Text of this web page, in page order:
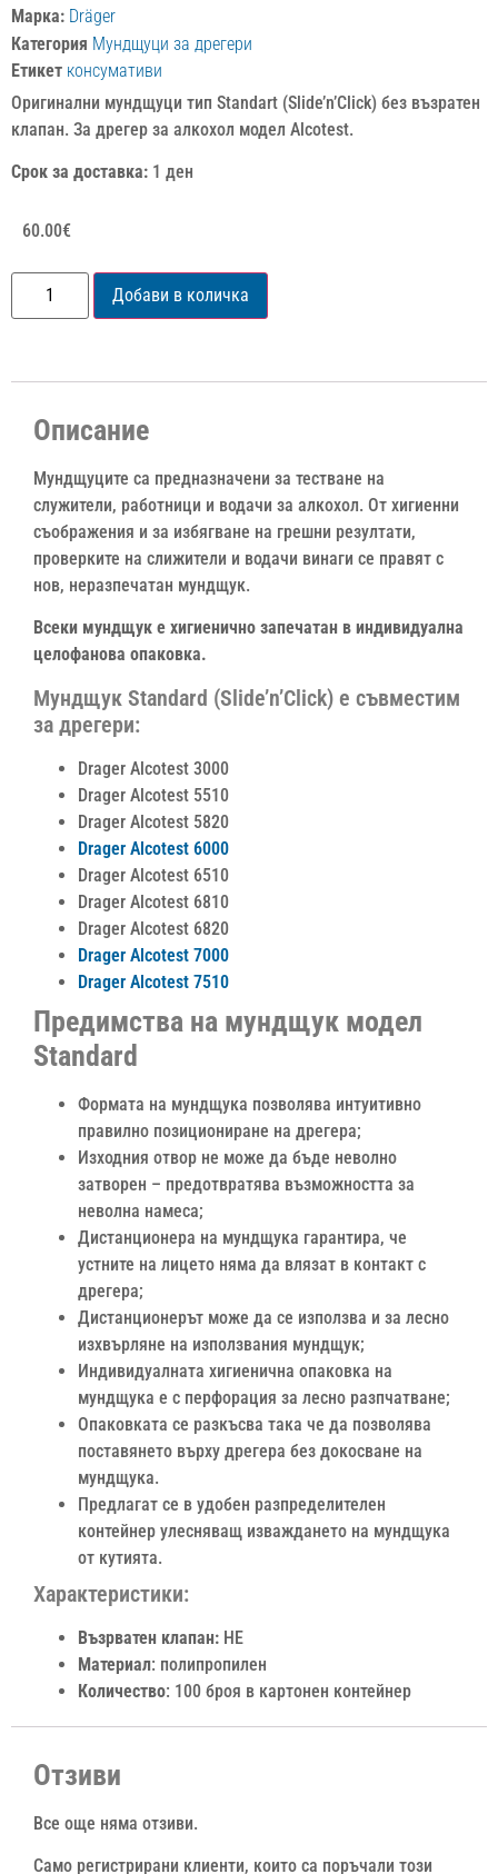
Марка: Dräger
Категория Мундщуци за дрегери
Етикет консумативи
Оригинални мундщуци тип Standart (Slide’n’Click) без възратен
клапан. За дрегер за алкохол модел Alcotest.
Срок за доставка: 1 ден
60.00€
Добави в количка
Описание
Мундщуците са предназначени за тестване на
служители, работници и водачи за алкохол. От хигиенни
съображения и за избягване на грешни резултати,
проверките на слижители и водачи винаги се правят с
нов, неразпечатан мундщук.
Всеки мундщук е хигиенично запечатан в индивидуална
целофанова опаковка.
Мундщук Standard (Slide’n’Click) е съвместим
за дрегери:
Drager Alcotest 3000
Drager Alcotest 5510
Drager Alcotest 5820
Drager Alcotest 6000
Drager Alcotest 6510
Drager Alcotest 6810
Drager Alcotest 6820
Drager Alcotest 7000
Drager Alcotest 7510
Предимства на мундщук модел
Standard
Формата на мундщука позволява интуитивно
правилно позициониране на дрегера;
Изходния отвор не може да бъде неволно
затворен – предотвратява възможността за
неволна намеса;
Дистанционера на мундщука гарантира, че
устните на лицето няма да влязат в контакт с
дрегера;
Дистанционерът може да се използва и за лесно
изхвърляне на използвания мундщук;
Индивидуалната хигиенична опаковка на
мундщука е с перфорация за лесно разпчатване;
Опаковката се разкъсва така че да позволява
поставянето върху дрегера без докосване на
мундщука.
Предлагат се в удобен разпределителен
контейнер улесняващ изваждането на мундщука
от кутията.
Характеристики:
Възрватен клапан: НЕ
Материал: полипропилен
Количество: 100 броя в картонен контейнер
Отзиви
Все още няма отзиви.
Само регистрирани клиенти, които са поръчали този